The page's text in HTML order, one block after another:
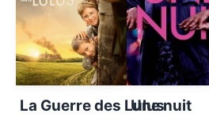
La Guerre des Lulus
Une nuit